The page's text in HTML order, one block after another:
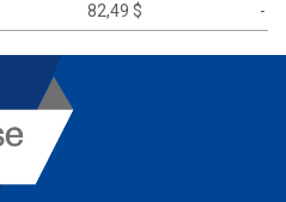
82,49 $ -